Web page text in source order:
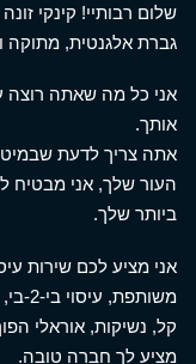
שלום רבותיי! קינקי זונה
גברת אלגנטית, מתוקה
אני כל מה שאתה רוצה
אותך.
אתה צריך לדעת
העור שלך, אני מבטיח
ביותר שלך.
אני מציע לכם שירות
קל, נשיקות, אוראלי
מציע לך חברה טובה.